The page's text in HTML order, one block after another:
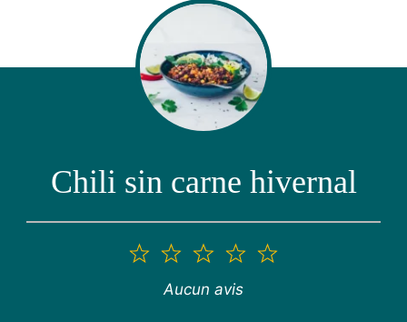
Chili sin carne hivernal
5
4
3
étoiles
2
étoiles
1
étoile
Aucun avis